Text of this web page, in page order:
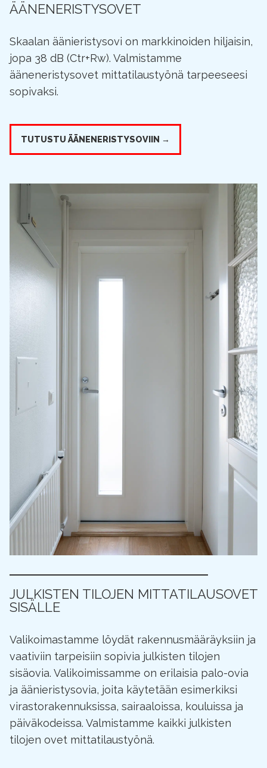
ÄÄNENERISTYSOVET
Skaalan äänieristysovi on markkinoiden hiljaisin,
jopa 38 dB (Ctr+Rw). Valmistamme
ääneneristysovet mittatilaustyönä tarpeeseesi
sopivaksi.
TUTUSTU ÄÄNENERISTYSOVIIN →
JULKISTEN TILOJEN MITTATILAUSOVET
SISÄLLE
Valikoimastamme löydät rakennusmääräyksiin ja
vaativiin tarpeisiin sopivia julkisten tilojen
sisäovia. Valikoimissamme on erilaisia palo-ovia
ja äänieristysovia, joita käytetään esimerkiksi
virastorakennuksissa, sairaaloissa, kouluissa ja
päiväkodeissa. Valmistamme kaikki julkisten
tilojen ovet mittatilaustyönä.